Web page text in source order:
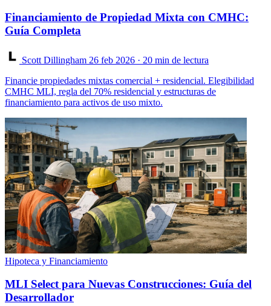
Financiamiento de Propiedad Mixta con CMHC:
Guía Completa
Scott Dillingham 26 feb 2026 · 20 min de lectura
Financie propiedades mixtas comercial + residencial. Elegibilidad
CMHC MLI, regla del 70% residencial y estructuras de
financiamiento para activos de uso mixto.
Hipoteca y Financiamiento
MLI Select para Nuevas Construcciones: Guía del
Desarrollador